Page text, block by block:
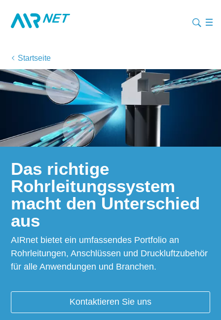
Startseite
Das richtige
Rohrleitungssystem
macht den Unterschied
aus
AIRnet bietet ein umfassendes Portfolio an
Rohrleitungen, Anschlüssen und Druckluftzubehör
für alle Anwendungen und Branchen.
Kontaktieren Sie uns